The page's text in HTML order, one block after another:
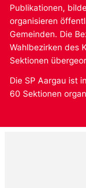
Publikationen,
organisieren
Gemeinden. Die
Wahlbezirken des
Sektionen
Die SP Aargau ist
60 Sektionen